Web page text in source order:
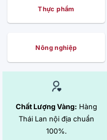
Thực phẩm
Nông nghiệp
Chất Lượng Vàng: Hàng
Thái Lan nội địa chuẩn
100%.